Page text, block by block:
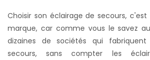
Choisir son éclairage de secours,
marque, car comme vous le savez
dizaines de sociétés qui
secours, sans compter les